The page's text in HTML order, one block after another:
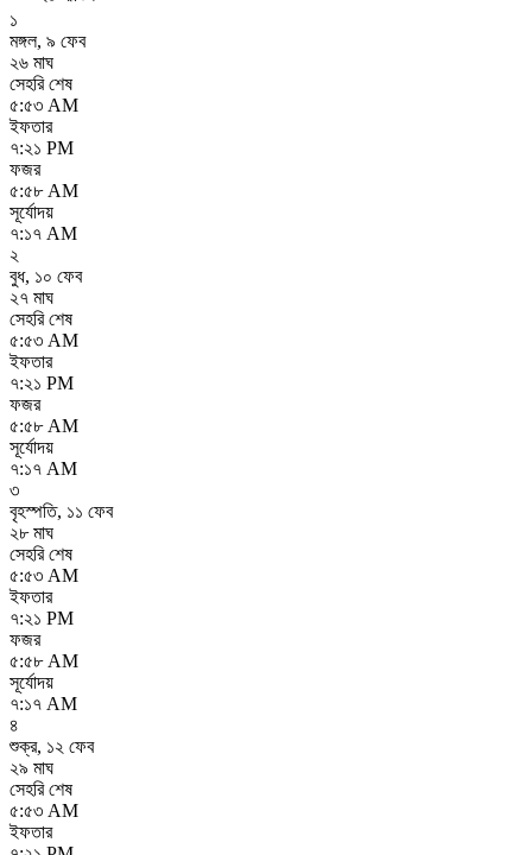
১
মঙ্গল, ৯ ফেব
২৬ মাঘ
সেহরি শেষ
৫:৫৩ AM
ইফতার
৭:২১ PM
ফজর
৫:৫৮ AM
সূর্যোদয়
৭:১৭ AM
২
বুধ, ১০ ফেব
২৭ মাঘ
সেহরি শেষ
৫:৫৩ AM
ইফতার
৭:২১ PM
ফজর
৫:৫৮ AM
সূর্যোদয়
৭:১৭ AM
৩
বৃহস্পতি, ১১ ফেব
২৮ মাঘ
সেহরি শেষ
৫:৫৩ AM
ইফতার
৭:২১ PM
ফজর
৫:৫৮ AM
সূর্যোদয়
৭:১৭ AM
৪
শুক্র, ১২ ফেব
২৯ মাঘ
সেহরি শেষ
৫:৫৩ AM
ইফতার